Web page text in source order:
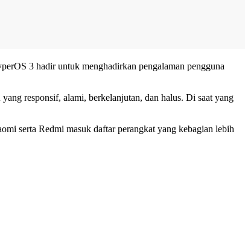
3 hadir untuk menghadirkan pengalaman pengguna
responsif, alami, berkelanjutan, dan halus. Di saat yang
serta Redmi masuk daftar perangkat yang kebagian lebih